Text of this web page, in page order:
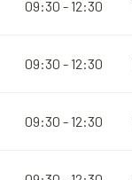
09:30 - 12:30
09:30 - 12:30
09:30 - 12:30